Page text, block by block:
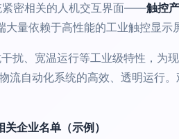
紧密相关的人机交互界面——触控
量依赖于高性能的工业触控显示
扰、宽温运行等工业级特性，为
流自动化系统的高效、透明运行
企业名单（示例）